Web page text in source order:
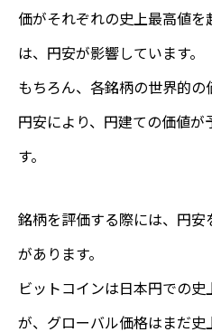
価がそれぞれの史上最高値
は、円安が影響しています。
もちろん、各銘柄の世界的の
円安により、円建ての価値が
す。
銘柄を評価する際には、円
があります。
ビットコインは日本円での
が、グローバル価格はまだ史